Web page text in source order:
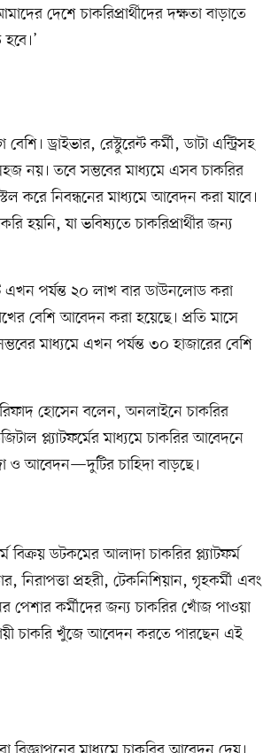
দেশে চাকরিপ্রার্থীদের দক্ষতা বাড়াতে
ড্রাইভার, রেস্টুরেন্ট কর্মী, ডাটা এন্ট্রিসহ
নয়। তবে সম্ভবের মাধ্যমে এসব চাকরির
করে নিবন্ধনের মাধ্যমে আবেদন করা যাবে।
হয়নি, যা ভবিষ্যতে চাকরিপ্রার্থীর জন্য
এখন পর্যন্ত ২০ লাখ বার ডাউনলোড করা
বেশি আবেদন করা হয়েছে। প্রতি মাসে
মাধ্যমে এখন পর্যন্ত ৩০ হাজারের বেশি
রিফাদ হোসেন বলেন, অনলাইনে চাকরির
প্ল্যাটফর্মের মাধ্যমে চাকরির আবেদনে
ও আবেদন—দুটির চাহিদা বাড়ছে।
বিক্রয় ডটকমের আলাদা চাকরির প্ল্যাটফর্ম
নিরাপত্তা প্রহরী, টেকনিশিয়ান, গৃহকর্মী এবং
পেশার কর্মীদের জন্য চাকরির খোঁজ পাওয়া
চাকরি খুঁজে আবেদন করতে পারছেন এই